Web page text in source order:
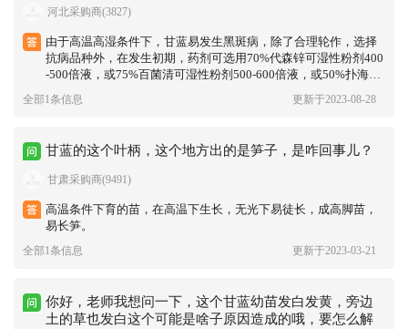
河北采购商(3827)
由于高温高湿条件下，甘蓝易发生黑斑病，除了合理轮作，选择
抗病品种外，在发生初期，药剂可选用70%代森锌可湿性粉剂400
-500倍液，或75%百菌清可湿性粉剂500-600倍液，或50%扑海因
可湿性粉剂1500倍液，或47%加瑞农可湿性粉剂600-800倍液，或
80%新万生可湿性粉剂600倍液，或50%腐霉利可湿性粉剂2000倍
全部1条信息 更新于2023-08-28
甘蓝的这个叶柄，这个地方出的是笋子，是咋回事儿？
甘肃采购商(9491)
高温条件下育的苗，在高温下生长，无光下易徒长，成高脚苗，
易长笋。
全部1条信息 更新于2023-03-21
你好，老师我想问一下，这个甘蓝幼苗发白发黄，旁边
土的草也发白这个可能是啥子原因造成的哦，要怎么解